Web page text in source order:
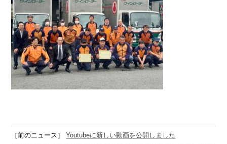
［前のニュース］Youtubeに新しい動画を公開しました